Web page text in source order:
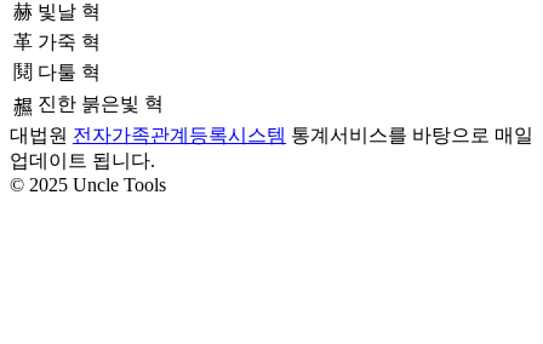
赫 빛날 혁
革 가죽 혁
鬩 다툴 혁
𧹽 진한 붉은빛 혁
대법원 전자가족관계등록시스템 통계서비스를 바탕으로 매일
업데이트 됩니다.
© 2025 Uncle Tools